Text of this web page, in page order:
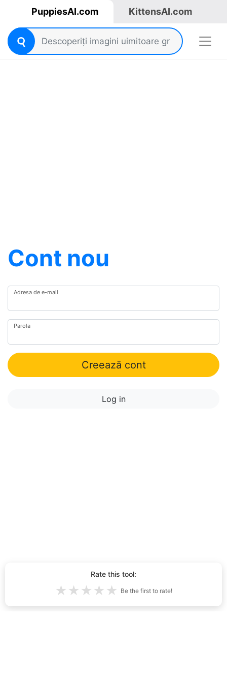
PuppiesAI.com KittensAI.com
Cont nou
Adresa de e-mail
Parola
Creează cont
Log in
Rate this tool:
★ ★ ★ ★ ★ Be the first to rate!